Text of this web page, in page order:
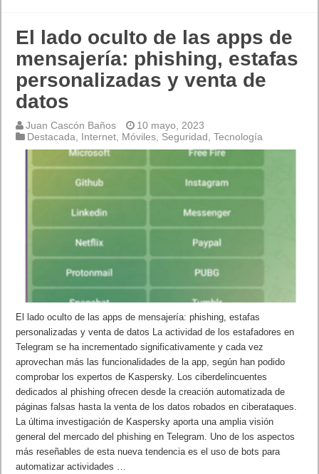
El lado oculto de las apps de
mensajería: phishing, estafas
personalizadas y venta de
datos
Juan Cascón Baños
10 mayo, 2023
Destacada
Internet Móviles Seguridad ,Tecnología
El lado oculto de las apps de mensajería: phishing, estafas
personalizadas y venta de datos La actividad de los estafadores en
Telegram se ha incrementado significativamente y cada vez
aprovechan más las funcionalidades de la app, según han podido
comprobar los expertos de Kaspersky. Los ciberdelincuentes
dedicados al phishing ofrecen desde la creación automatizada de
páginas falsas hasta la venta de los datos robados en ciberataques.
La última investigación de Kaspersky aporta una amplia visión
general del mercado del phishing en Telegram. Uno de los aspectos
más reseñables de esta nueva tendencia es el uso de bots para
automatizar actividades …